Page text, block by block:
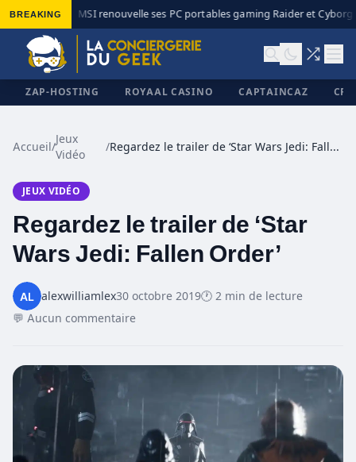
BREAKING MSI renouvelle ses PC portables gaming Raider et Cyborg
ZAP-HOSTING ROYAAL CASINO CAPTAINCAZ
Accueil/
Jeux
Vidéo
/ Regardez le trailer de ‘Star Wars Jedi: Fallen Order’
JEUX VIDÉO
Regardez le trailer de ‘Star
Wars Jedi: Fallen Order’
alexwilliamlex30 octobre 2019🕐 2 min de lecture
💬 Aucun commentaire